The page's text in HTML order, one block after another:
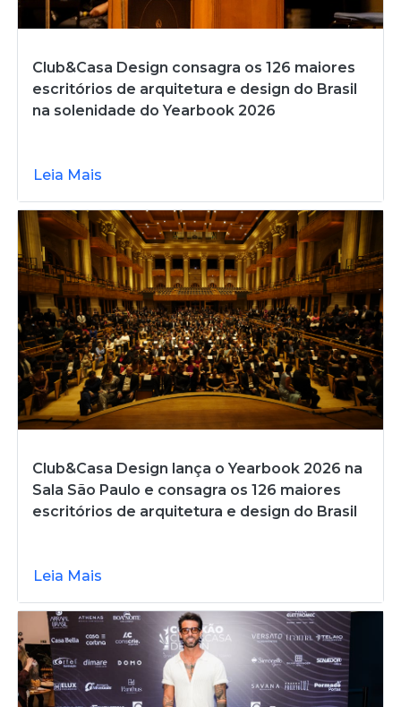
Club&Casa Design consagra os 126 maiores
escritórios de arquitetura e design do Brasil
na solenidade do Yearbook 2026
Leia Mais
Club&Casa Design lança o Yearbook 2026 na
Sala São Paulo e consagra os 126 maiores
escritórios de arquitetura e design do Brasil
Leia Mais